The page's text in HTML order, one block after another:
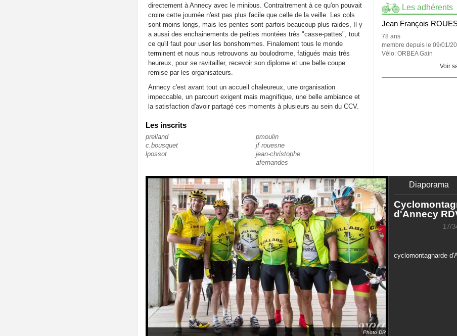
directement à Annecy avec le minibus. Contraitrement à ce qu'on pouvait
croire cette journée n'est pas plus facile que celle de la veille. Les cols
sont moins longs, mais les pentes sont parfois beaucoup plus raides, Il y
a aussi des enchainements de petites montées très "casse-pattes", tout
ce qu'il faut pour user les bonshommes. Finalement tous le monde
terminent et nous nous retrouvons au boulodrome, fatigués mais très
heureux, pour se ravitailler, recevoir son diplome et une belle coupe
remise par les organisateurs.
Annecy c'est avant tout un accueil chaleureux, une organisation
impeccable, un parcourt exigent mais magnifique, une belle ambiance et
la satisfaction d'avoir partagé ces moments à plusieurs au sein du CCV.
Les inscrits
prelland
pmoulin
c.bousquet
jf rouesne
lpossot
jean-christophe
afernandes
Les adhérents
Jean François
78 ans
membre depuis le 09/01/
Vélo: ORBEA Gain
Voir
Photo DR
Diaporama
d'Annecy
17/
cyclomontagnarde